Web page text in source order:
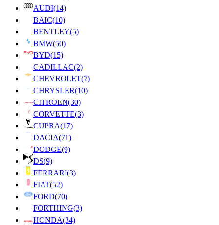
AUDI(14)
BAIC(10)
BENTLEY(5)
BMW(50)
BYD(15)
CADILLAC(2)
CHEVROLET(7)
CHRYSLER(10)
CITROEN(30)
CORVETTE(3)
CUPRA(17)
DACIA(71)
DODGE(9)
DS(9)
FERRARI(3)
FIAT(52)
FORD(70)
FORTHING(3)
HONDA(34)